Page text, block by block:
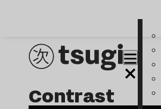
contrast